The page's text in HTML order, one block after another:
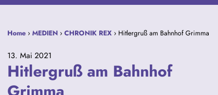
Home › MEDIEN › CHRONIK REX › Hitlergruß am Bahnhof Grimma
13. Mai 2021
Hitlergruß am Bahnhof